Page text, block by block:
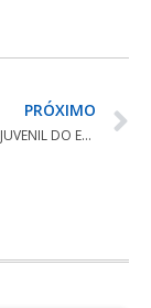
PRÓXIMO
CAMPEONATO JUVENIL DO ESTADO DE SÃO PAULO ACONTECE DE QUARTA A SEXTA